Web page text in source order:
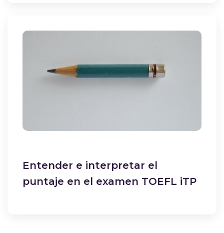
Entender e interpretar el
puntaje en el examen TOEFL iTP